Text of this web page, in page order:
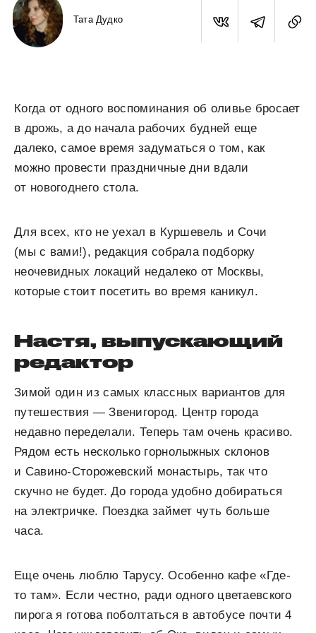
Тата Дудко
Когда от одного воспоминания об оливье бросает
в дрожь, а до начала рабочих будней еще
далеко, самое время задуматься о том, как
можно провести праздничные дни вдали
от новогоднего стола.
Для всех, кто не уехал в Куршевель и Сочи
(мы с вами!), редакция собрала подборку
неочевидных локаций недалеко от Москвы,
которые стоит посетить во время каникул.
Настя, выпускающий
редактор
Зимой один из самых классных вариантов для
путешествия — Звенигород. Центр города
недавно переделали. Теперь там очень красиво.
Рядом есть несколько горнолыжных склонов
и Савино-Сторожевский монастырь, так что
скучно не будет. До города удобно добираться
на электричке. Поездка займет чуть больше
часа.
Еще очень люблю Тарусу. Особенно кафе «Где-
то там». Если честно, ради одного цветаевского
пирога я готова поболтаться в автобусе почти 4